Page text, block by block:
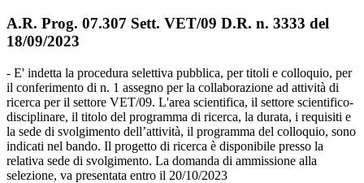
A.R. Prog. 07.307 Sett. VET/09 D.R. n. 3333 del
18/09/2023
- E' indetta la procedura selettiva pubblica, per titoli e colloquio, per
il conferimento di n. 1 assegno per la collaborazione ad attività di
ricerca per il settore VET/09. L'area scientifica, il settore scientifico-
disciplinare, il titolo del programma di ricerca, la durata, i requisiti e
la sede di svolgimento dell’attività, il programma del colloquio, sono
indicati nel bando. Il progetto di ricerca è disponibile presso la
relativa sede di svolgimento. La domanda di ammissione alla
selezione, va presentata entro il 20/10/2023